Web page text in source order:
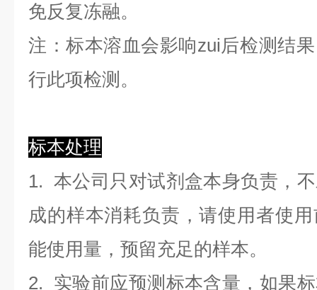
免反复冻融。
注：标本溶血会影响zui后检测结
行此项检测。
标本处理
1. 本公司只对试剂盒本身负责，
成的样本消耗负责，请使用者使
能使用量，预留充足的样本。
2. 实验前应预测标本含量，如果